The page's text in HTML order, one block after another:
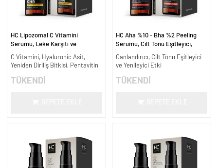
HC Lipozomal C Vitamini
Serumu, Leke Karşıtı ve
C Vitamini, Hyaluronic Asit,
Yeniden Diriliş Bitkisi, Pentavitin
TÜKENDİ
HC Aha %10 - Bha %2 Peeling
Serumu, Cilt Tonu Eşitleyici,
Canlandırıcı, Cilt Tonu Eşitleyici
ve Yenileyici Etki
TÜKENDİ